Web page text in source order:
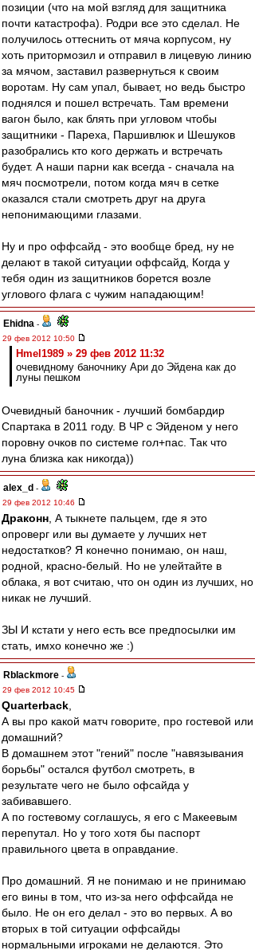
позиции (что на мой взгляд для защитника
почти катастрофа). Родри все это сделал. Не
получилось оттеснить от мяча корпусом, ну
хоть притормозил и отправил в лицевую линию
за мячом, заставил развернуться к своим
воротам. Ну сам упал, бывает, но ведь быстро
поднялся и пошел встречать. Там времени
вагон было, как блять при угловом чтобы
защитники - Пареха, Паршивлюк и Шешуков
разобрались кто кого держать и встречать
будет. А наши парни как всегда - сначала на
мяч посмотрели, потом когда мяч в сетке
оказался стали смотреть друг на друга
непонимающими глазами.
Ну и про оффсайд - это вообще бред, ну не
делают в такой ситуации оффсайд, Когда у
тебя один из защитников борется возле
углового флага с чужим нападающим!
Ehidna -
29 фев 2012 10:50
Hmel1989 » 29 фев 2012 11:32
очевидному баночнику Ари до Эйдена как до
луны пешком
Очевидный баночник - лучший бомбардир
Спартака в 2011 году. В ЧР с Эйденом у него
поровну очков по системе гол+пас. Так что
луна близка как никогда))
alex_d -
29 фев 2012 10:46
Драконн , А тыкнете пальцем, где я это
опроверг или вы думаете у лучших нет
недостатков? Я конечно понимаю, он наш,
родной, красно-белый. Но не улейтайте в
облака, я вот считаю, что он один из лучших, но
никак не лучший.
ЗЫ И кстати у него есть все предпосылки им
стать, имхо конечно же :)
Rblackmore -
29 фев 2012 10:45
Quarterback
А вы про какой матч говорите, про гостевой или
домашний?
В домашнем этот "гений" после "навязывания
борьбы" остался футбол смотреть, в
результате чего не было офсайда у
забивавшего.
А по гостевому соглашусь, я его с Макеевым
перепутал. Но у того хотя бы паспорт
правильного цвета в оправдание.
Про домашний. Я не понимаю и не принимаю
его вины в том, что из-за него оффсайда не
было. Не он его делал - это во первых. А во
вторых в той ситуации оффсайды
нормальными игроками не делаются. Это